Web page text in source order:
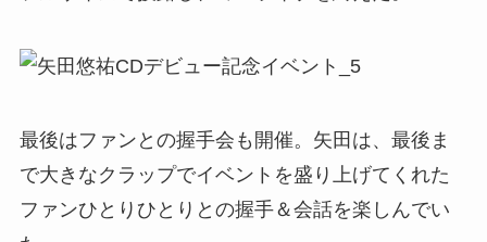
最後はファンとの握手会も開催。矢田は、最後ま
で大きなクラップでイベントを盛り上げてくれた
ファンひとりひとりとの握手＆会話を楽しんでい